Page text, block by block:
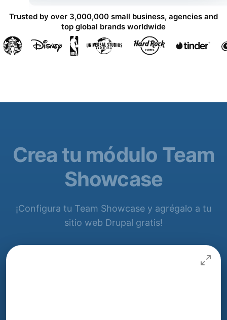
Trusted by over 3,000,000 small business, agencies and
top global brands worldwide
Crea tu módulo Team
Showcase
¡Configura tu Team Showcase y agrégalo a tu
sitio web Drupal gratis!